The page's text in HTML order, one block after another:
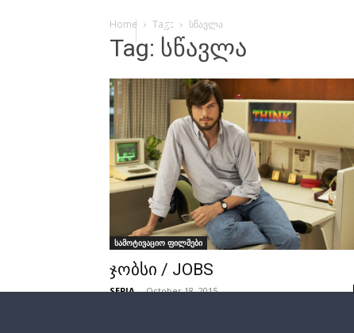
Home Tags სწავლა
Tag: სწავლა
სამოტივაციო ფილმები
ჯობსი / JOBS
SEPIA - October 18, 2015